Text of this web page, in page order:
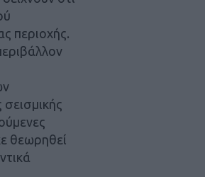
περιοχής.
θεωρηθεί